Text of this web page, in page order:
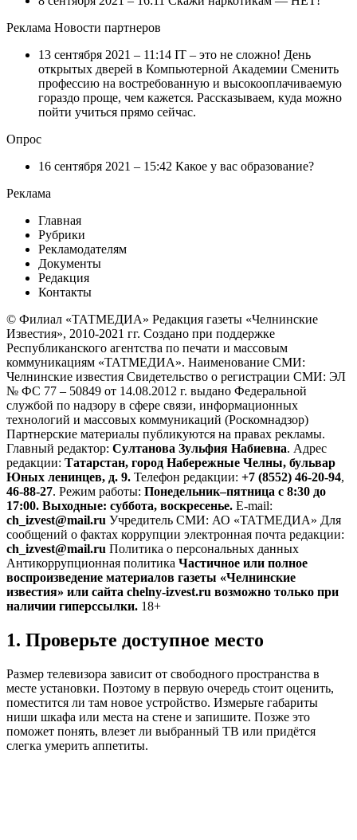
Реклама Новости партнеров
13 сентября 2021 – 11:14 IT – это не сложно! День
открытых дверей в Компьютерной Академии Сменить
профессию на востребованную и высокооплачиваемую
гораздо проще, чем кажется. Рассказываем, куда можно
пойти учиться прямо сейчас.
Опрос
16 сентября 2021 – 15:42 Какое у вас образование?
Реклама
Главная
Рубрики
Рекламодателям
Документы
Редакция
Контакты
© Филиал «ТАТМЕДИА» Редакция газеты «Челнинские
Известия», 2010-2021 гг. Создано при поддержке
Республиканского агентства по печати и массовым
коммуникациям «ТАТМЕДИА». Наименование СМИ:
Челнинские известия Свидетельство о регистрации СМИ: ЭЛ
№ ФС 77 – 50849 от 14.08.2012 г. выдано Федеральной
службой по надзору в сфере связи, информационных
технологий и массовых коммуникаций (Роскомнадзор)
Партнерские материалы публикуются на правах рекламы.
Главный редактор: Султанова Зульфия Набиевна. Адрес
редакции: Татарстан, город Набережные Челны, бульвар
Юных ленинцев, д. 9. Телефон редакции: +7 (8552) 46-20-94,
46-88-27. Режим работы: Понедельник–пятница с 8:30 до
17:00. Выходные: суббота, воскресенье. E-mail:
ch_izvest@mail.ru Учредитель СМИ: АО «ТАТМЕДИА» Для
сообщений о фактах коррупции электронная почта редакции:
ch_izvest@mail.ru Политика о персональных данных
Антикоррупционная политика Частичное или полное
воспроизведение материалов газеты «Челнинские
известия» или сайта chelny-izvest.ru возможно только при
наличии гиперссылки. 18+
1. Проверьте доступное место
Размер телевизора зависит от свободного пространства в
месте установки. Поэтому в первую очередь стоит оценить,
поместится ли там новое устройство. Измерьте габариты
ниши шкафа или места на стене и запишите. Позже это
поможет понять, влезет ли выбранный ТВ или придётся
слегка умерить аппетиты.